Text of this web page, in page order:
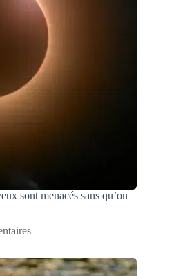
sont menacés sans qu’on